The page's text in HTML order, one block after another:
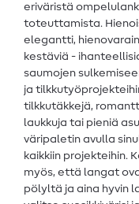
eriväristä
toteuttamista.
elegantti,
kestäviä -
saumojen
ja
tilkkutäkkejä,
laukkuja tai pieniä
väripaletin avulla
kaikkiin projekteihin.
myös, että langat
pölyltä ja aina hyvin